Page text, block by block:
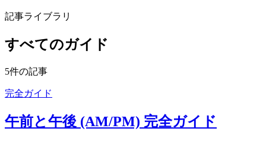
記事ライブラリ
すべてのガイド
5件の記事
完全ガイド
午前と午後 (AM/PM) 完全ガイド